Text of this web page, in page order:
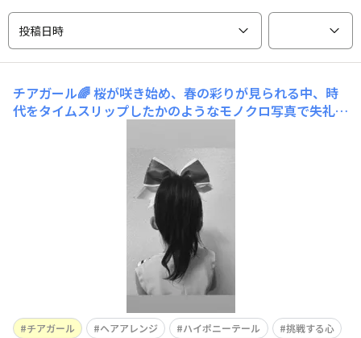
投稿日時
チアガール🌈桜が咲き始め、春の彩りが見られる中、時
代をタイムスリップしたかのようなモノクロ写真で失礼し
ります🌈発表会的なイベントがありました🎀大きな会場で
も堂々と踊っている姿に、勇気をもらいました！母はヘア
チアガール ヘアアレンジ ハイポニーテール 挑戦する心